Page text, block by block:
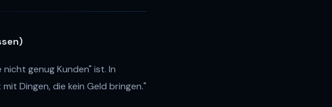
genug Kunden" ist. In
Dingen, die kein Geld bringen."